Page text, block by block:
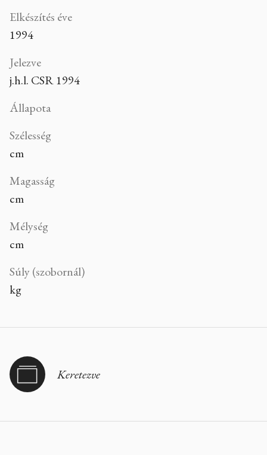
Elkészítés éve
1994
Jelezve
j.h.l. CSR 1994
Állapota
Szélesség
cm
Magasság
cm
Mélység
cm
Súly (szobornál)
kg
Keretezve